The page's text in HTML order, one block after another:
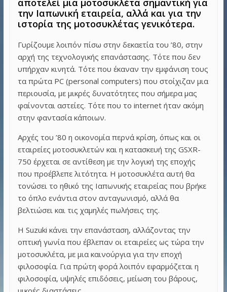
την Ιαπωνική εταιρεία, αλλά και για την
ιστορία της μοτοσυκλέτας γενικότερα.
Γυρίζουμε λοιπόν πίσω στην δεκαετία του ’80, στην
αρχή της τεχνολογικής επανάστασης. Τότε που δεν
υπήρχαν κινητά. Τότε που έκαναν την εμφάνιση τους
τα πρώτα PC (personal computers) που στοίχιζαν μια
περιουσία, με μικρές δυνατότητες που σήμερα μας
φαίνονται αστείες. Τότε που το internet ήταν ακόμη
στην φαντασία κάποιων.
Αρχές του ’80 η οικονομία περνά κρίση, όπως και οι
εταιρείες μοτοσυκλετών και η κατασκευή της GSXR-
750 έρχεται σε αντίθεση με την λογική της εποχής
που προέβλεπε λιτότητα. Η μοτοσυκλέτα αυτή θα
τονώσει το ηθικό της Ιαπωνικής εταιρείας που βρήκε
το όπλο ενάντια στον ανταγωνισμό, αλλά θα
βελτιώσει και τις χαμηλές πωλήσεις της.
Η Suzuki κάνει την επανάσταση, αλλάζοντας την
οπτική γωνία που έβλεπαν οι εταιρείες ως τώρα την
μοτοσυκλέτα, με μια καινούργια για την εποχή
φιλοσοφία. Για πρώτη φορά λοιπόν εφαρμόζεται η
φιλοσοφία, υψηλές επιδόσεις, μείωση του βάρους,